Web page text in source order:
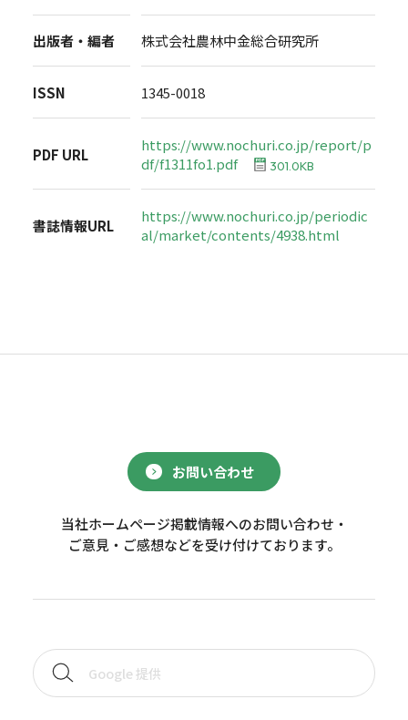
出版者・編者 株式会社農林中金総合研究所
ISSN 1345-0018
PDF URL
https://www.nochuri.co.jp/report/p
df/f1311fo1.pdf
301.0KB
書誌情報URL
https://www.nochuri.co.jp/periodic
al/market/contents/4938.html
お問い合わせ
当社ホームページ掲載情報へのお問い合わせ・
ご意見・ご感想などを受け付けております。